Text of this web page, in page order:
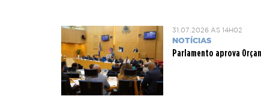
NOTÍCIAS
31.07.2026 ÀS 14H02
Parlamento aprova